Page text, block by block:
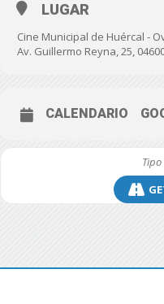
LUGAR
Cine Municipal de Huércal -
Av. Guillermo Reyna, 25,
CALENDARIO